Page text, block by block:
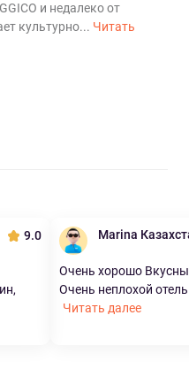
и недалеко от
культурно... Читать
9.0 Marina
Очень хорошо
Очень неплохой
Читать далее